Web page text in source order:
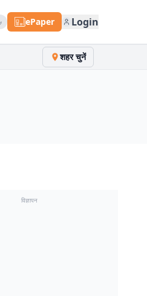
ePaper Login
शहर चुनें
विज्ञापन